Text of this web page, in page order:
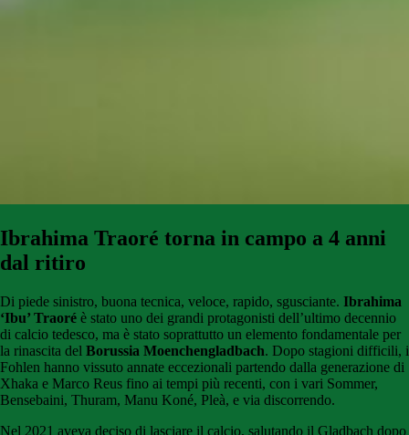
Ibrahima Traoré torna in campo a 4 anni
dal ritiro
Di piede sinistro, buona tecnica, veloce, rapido, sgusciante. Ibrahima
‘Ibu’ Traoré è stato uno dei grandi protagonisti dell’ultimo decennio
di calcio tedesco, ma è stato soprattutto un elemento fondamentale per
la rinascita del Borussia Moenchengladbach. Dopo stagioni difficili, i
Fohlen hanno vissuto annate eccezionali partendo dalla generazione di
Xhaka e Marco Reus fino ai tempi più recenti, con i vari Sommer,
Bensebaini, Thuram, Manu Koné, Pleà, e via discorrendo.
Nel 2021 aveva deciso di lasciare il calcio, salutando il Gladbach dopo